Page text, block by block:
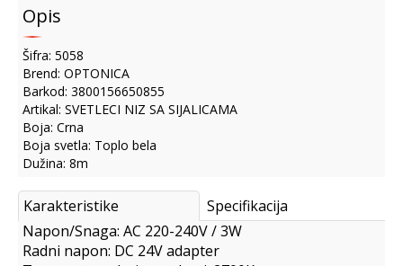
Opis
Šifra: 5058
Brend: OPTONICA
Barkod: 3800156650855
Artikal: SVETLECI NIZ SA SIJALICAMA
Boja: Crna
Boja svetla: Toplo bela
Dužina: 8m
Karakteristike
Specifikacija
Napon/Snaga: AC 220-240V / 3W
Radni napon: DC 24V adapter